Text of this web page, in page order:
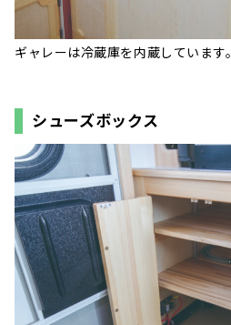
ギャレーは冷蔵庫を内蔵しています。
シューズボックス